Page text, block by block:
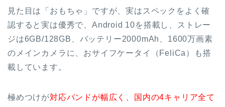
見た目は「おもちゃ」ですが、実はスペックをよく確
認すると実は優秀で、Android 10を搭載し、ストレー
ジは6GB/128GB、バッテリー2000mAh、1600万画素
のメインカメラに、おサイフケータイ（FeliCa）も搭
載しています。
極めつけが対応バンドが幅広く、国内の4キャリア全て